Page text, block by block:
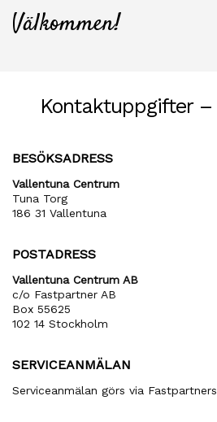
Välkommen!
Kontaktuppgifter
BESÖKSADRESS
Vallentuna Centrum
Tuna Torg
186 31 Vallentuna
POSTADRESS
Vallentuna Centrum AB
c/o Fastpartner AB
Box 55625
102 14 Stockholm
SERVICEANMÄLAN
Serviceanmälan görs via